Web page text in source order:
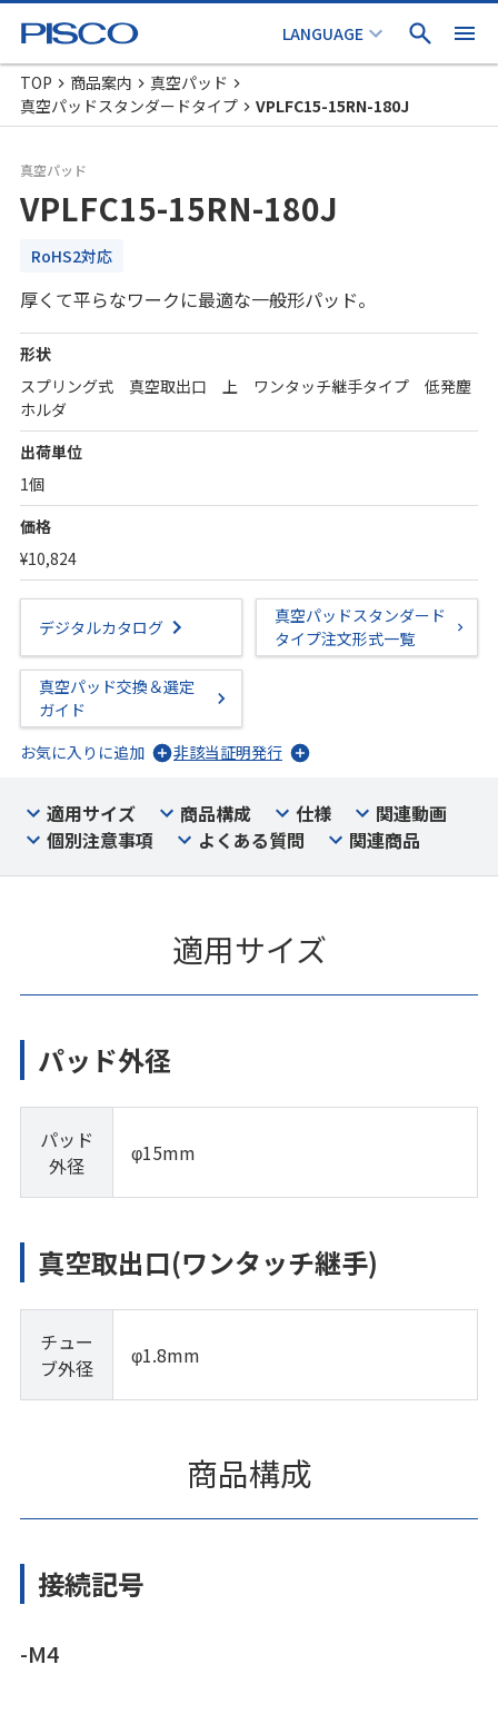
TOP 商品案内
真空パッド
真空パッドスタンダードタイプ
VPLFC15-15RN-180J
真空パッド
VPLFC15-15RN-180J
RoHS2対応
厚くて平らなワークに最適な一般形パッド。
形状
スプリング式 真空取出口 上 ワンタッチ継手タイプ 低発塵
ホルダ
出荷単位
1個
価格
¥10,824
デジタルカタログ
真空パッドスタンダード
タイプ注文形式一覧
真空パッド交換＆選定
ガイド
お気に入りに追加
非該当証明発行
適用サイズ 商品構成 仕様
関連動画
個別注意事項
よくある質問 関連商品
適用サイズ
パッド外径
パッド
外径
φ15mm
真空取出口(ワンタッチ継手)
チュー
ブ外径
φ1.8mm
商品構成
接続記号
-M4